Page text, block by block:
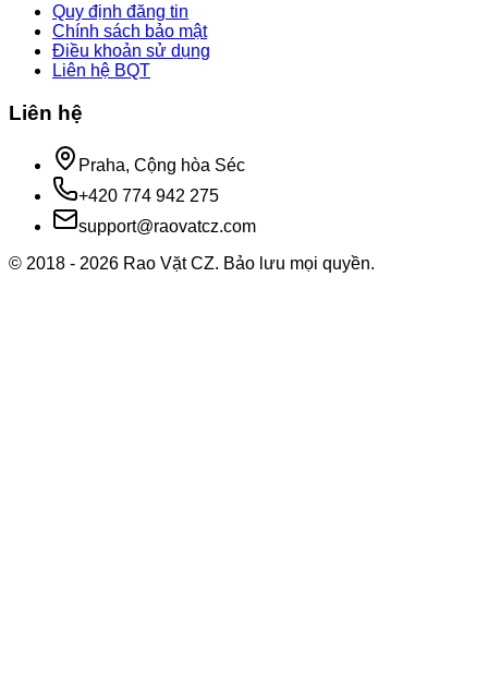
Quy định đăng tin
Chính sách bảo mật
Điều khoản sử dụng
Liên hệ BQT
Liên hệ
Praha, Cộng hòa Séc
+420 774 942 275
support@raovatcz.com
© 2018 - 2026 Rao Vặt CZ. Bảo lưu mọi quyền.